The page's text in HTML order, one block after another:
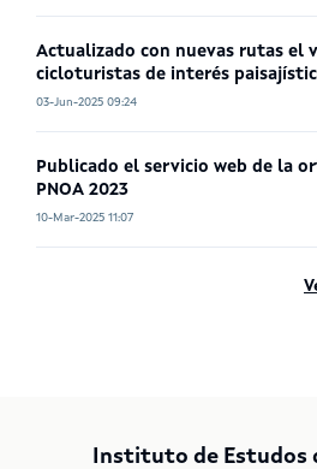
Actualizado con nuevas rutas el
cicloturistas de interés
03-Jun-2025 09:24
Publicado el servicio web de la
PNOA 2023
10-Mar-2025 11:07
Instituto de Estudos